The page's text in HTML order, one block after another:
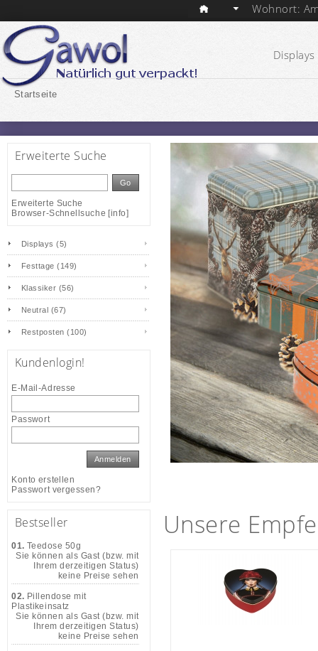
Wohnort:
Displays
Startseite
Unsere
Erweiterte Suche
Go
Erweiterte Suche
Browser-Schnellsuche [info]
Displays (5)
Festtage (149)
Klassiker (56)
Neutral (67)
Restposten (100)
Kundenlogin!
E-Mail-Adresse
Passwort
Anmelden
Konto erstellen
Passwort vergessen?
Bestseller
01. Teedose 50g
Sie können als Gast (bzw. mit
Ihrem derzeitigen Status)
keine Preise sehen
02. Pillendose mit
Plastikeinsatz
Sie können als Gast (bzw. mit
Ihrem derzeitigen Status)
keine Preise sehen